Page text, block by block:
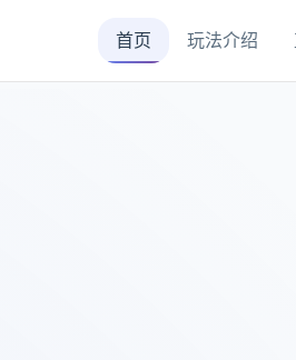
首页 玩法介绍